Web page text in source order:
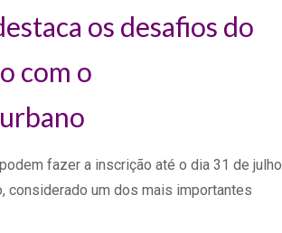
os desafios do
com o
fazer a inscrição até o dia 31 de julho
considerado um dos mais importantes